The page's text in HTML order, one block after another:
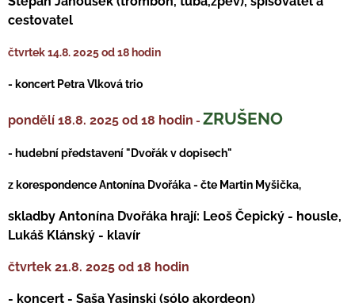
cestovatel
čtvrtek 14.8. 2025 od 18 hodin
- koncert Petra Vlková trio
pondělí 18.8. 2025 od 18 hodin - ZRUŠENO
- hudební představení "Dvořák v dopisech"
z korespondence Antonína Dvořáka - čte Martin Myšička,
skladby Antonína Dvořáka hrají: Leoš Čepický - housle,
Lukáš Klánský - klavír
čtvrtek 21.8. 2025 od 18 hodin
- koncert - Saša Yasinski (sólo akordeon)